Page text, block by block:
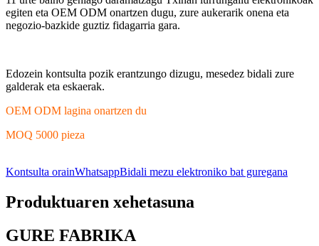
egiten eta OEM ODM onartzen dugu, zure aukerarik onena eta
negozio-bazkide guztiz fidagarria gara.
Edozein kontsulta pozik erantzungo dizugu, mesedez bidali zure
galderak eta eskaerak.
OEM ODM lagina onartzen du
MOQ 5000 pieza
Kontsulta orainWhatsappBidali mezu elektroniko bat guregana
Produktuaren xehetasuna
GURE FABRIKA